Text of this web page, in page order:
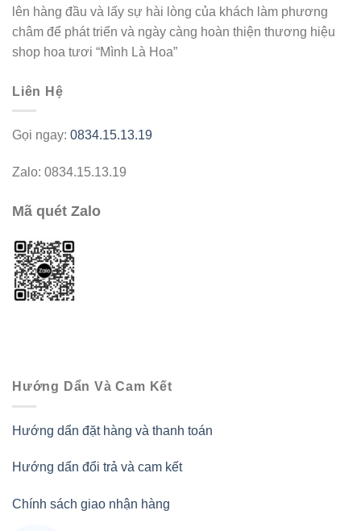
lên hàng đầu và lấy sự hài lòng của khách làm phương
châm để phát triển và ngày càng hoàn thiện thương hiệu
shop hoa tươi “Mình Là Hoa”
Liên Hệ
Gọi ngay: 0834.15.13.19
Zalo: 0834.15.13.19
Mã quét Zalo
Hướng Dẩn Và Cam Kết
Hướng dẩn đặt hàng và thanh toán
Hướng dẩn đổi trả và cam kết
Chính sách giao nhận hàng